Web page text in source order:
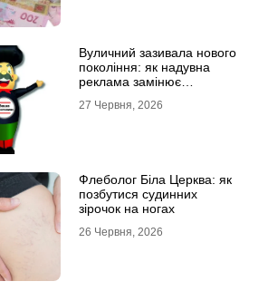
Вуличний зазивала нового
покоління: як надувна
реклама замінює
витрати
27 Червня, 2026
Флеболог Біла Церква: як
позбутися судинних
зірочок на ногах
26 Червня, 2026